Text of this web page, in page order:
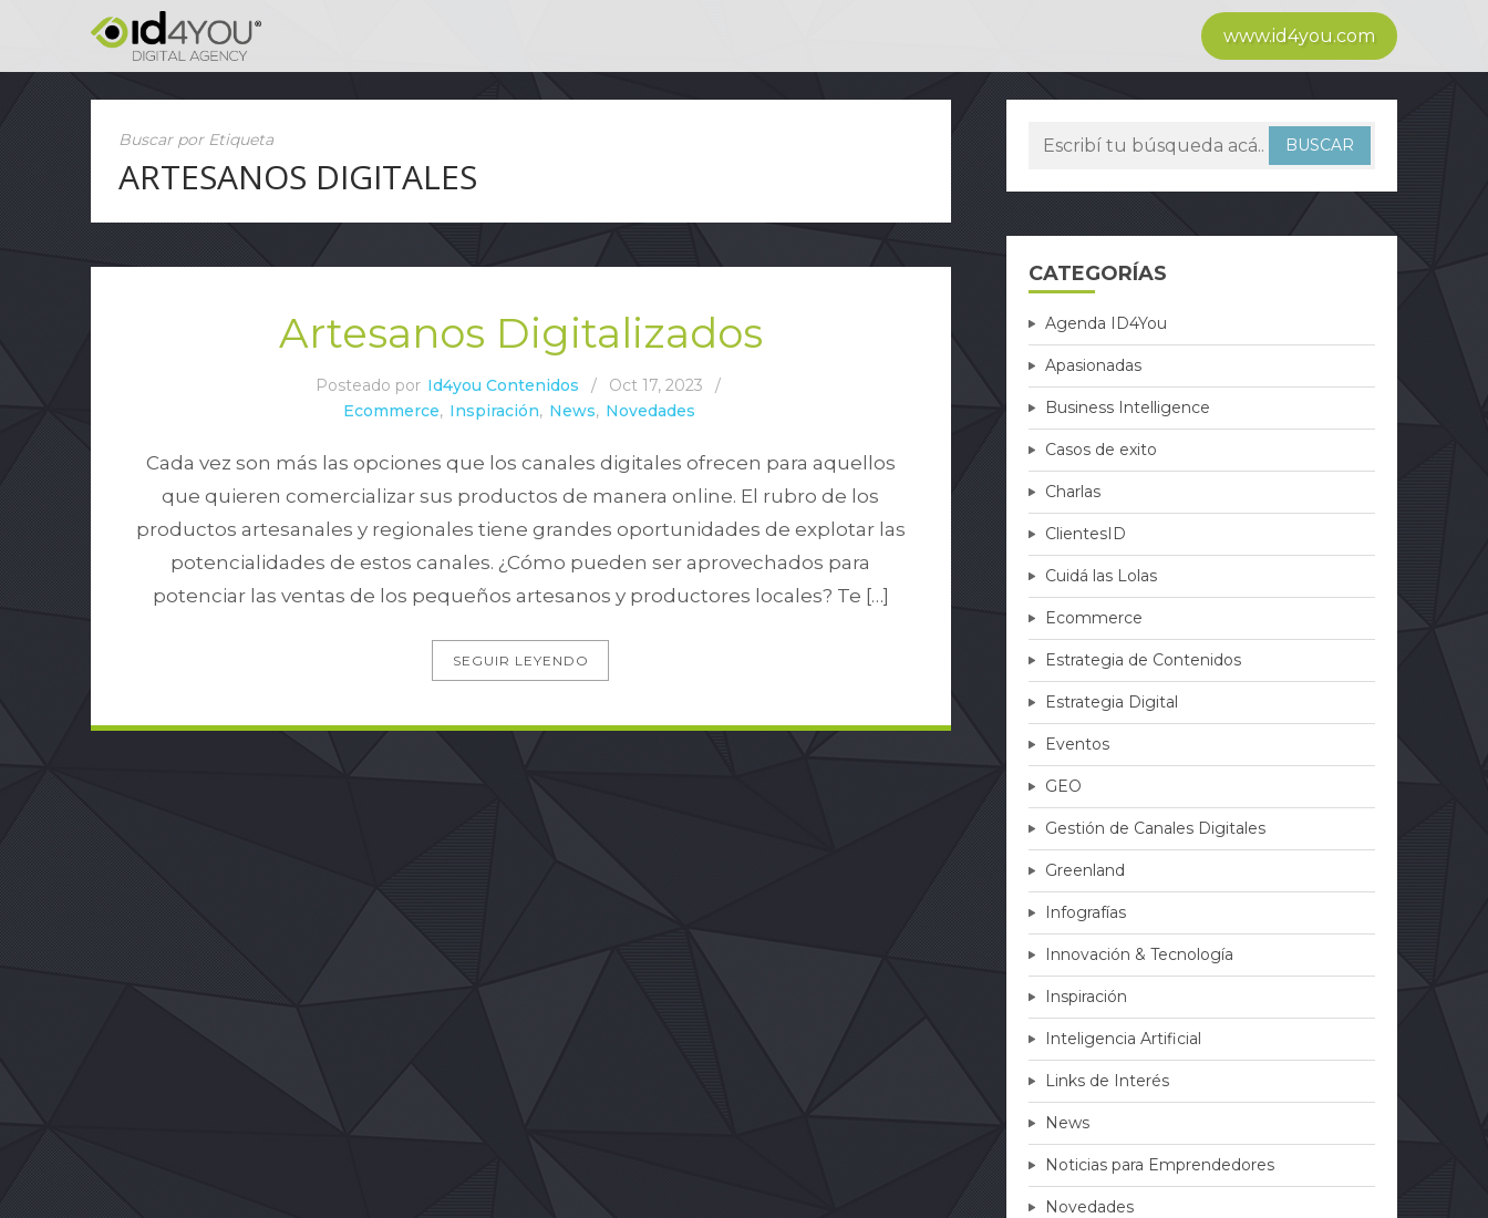
www.id4you.com
Buscar por Etiqueta
ARTESANOS DIGITALES
Artesanos Digitalizados
Posteado por Id4you Contenidos / Oct 17, 2023
/
Ecommerce, Inspiración, News, Novedades
Cada vez son más las opciones que los canales digitales ofrecen para aquellos
que quieren comercializar sus productos de manera online. El rubro de los
productos artesanales y regionales tiene grandes oportunidades de explotar las
potencialidades de estos canales. ¿Cómo pueden ser aprovechados para
potenciar las ventas de los pequeños artesanos y productores locales? Te […]
SEGUIR LEYENDO
CATEGORÍAS
Agenda ID4You
Apasionadas
Business Intelligence
Casos de exito
Charlas
ClientesID
Cuidá las Lolas
Ecommerce
Estrategia de Contenidos
Estrategia Digital
Eventos
GEO
Gestión de Canales Digitales
Greenland
Infografías
Innovación & Tecnología
Inspiración
Inteligencia Artificial
Links de Interés
News
Noticias para Emprendedores
Novedades